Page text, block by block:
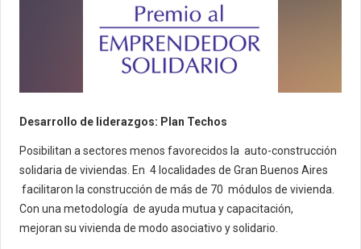
Desarrollo de liderazgos: Plan Techos
Posibilitan a sectores menos favorecidos la auto-construcción
solidaria de viviendas. En 4 localidades de Gran Buenos Aires
facilitaron la construcción de más de 70 módulos de vivienda.
Con una metodología de ayuda mutua y capacitación,
mejoran su vivienda de modo asociativo y solidario.